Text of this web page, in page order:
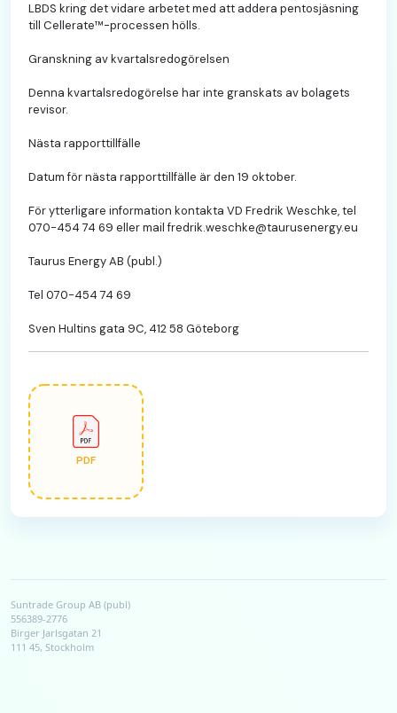
LBDS kring det vidare arbetet med att addera pentosjäsning
till Cellerate™-processen hölls.
Granskning av kvartalsredogörelsen
Denna kvartalsredogörelse har inte granskats av bolagets
revisor.
Nästa rapporttillfälle
Datum för nästa rapporttillfälle är den 19 oktober.
För ytterligare information kontakta VD Fredrik Weschke, tel
070-454 74 69 eller mail fredrik.weschke@taurusenergy.eu
Taurus Energy AB (publ.)
Tel 070-454 74 69
Sven Hultins gata 9C, 412 58 Göteborg
PDF
Suntrade Group AB (publ)
556389-2776
Birger Jarlsgatan 21
111 45, Stockholm